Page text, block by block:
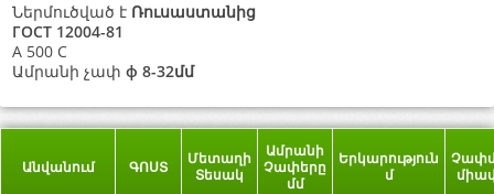
Ներմուծված է Ռուսաստանից
ГОСТ 12004-81
A 500 C
Ամրանի չափ ф 8-32մմ
Անվանում ԳՈՍՏ
Մետաղի
Տեսակ
Ամրանի
Չափերը
մմ
Երկարություն
մ